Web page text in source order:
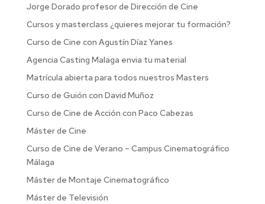
Jorge Dorado profesor de Dirección de Cine
Cursos y masterclass ¿quieres mejorar tu formación?
Curso de Cine con Agustín Díaz Yanes
Agencia Casting Malaga envia tu material
Matrícula abierta para todos nuestros Masters
Curso de Guión con David Muñoz
Curso de Cine de Acción con Paco Cabezas
Máster de Cine
Curso de Cine de Verano – Campus Cinematográfico
Málaga
Máster de Montaje Cinematográfico
Máster de Televisión